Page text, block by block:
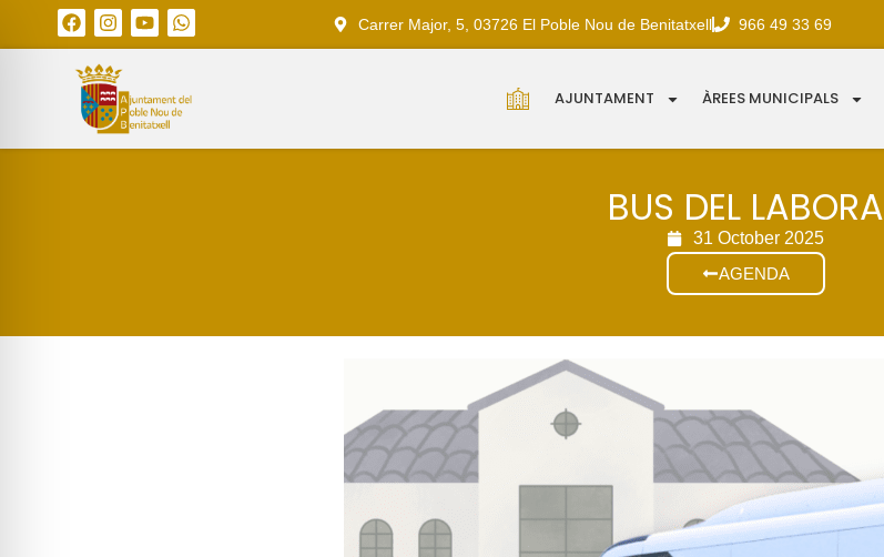
Carrer Major, 5, 03726 El Poble Nou de Benitatxell 966 49 33 69
AJUNTAMENT ÀREES MUNICIPALS
BUS DEL LABORA
31 October 2025
AGENDA